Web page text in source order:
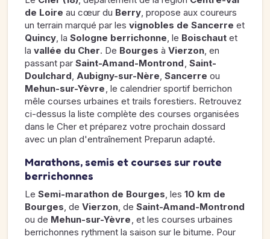
de Loire au cœur du Berry, propose aux coureurs
un terrain marqué par les vignobles de Sancerre et
Quincy, la Sologne berrichonne, le Boischaut et
la vallée du Cher. De Bourges à Vierzon, en
passant par Saint-Amand-Montrond, Saint-
Doulchard, Aubigny-sur-Nère, Sancerre ou
Mehun-sur-Yèvre, le calendrier sportif berrichon
mêle courses urbaines et trails forestiers. Retrouvez
ci-dessus la liste complète des courses organisées
dans le Cher et préparez votre prochain dossard
avec un plan d'entraînement Preparun adapté.
Marathons, semis et courses sur route
berrichonnes
Le Semi-marathon de Bourges, les 10 km de
Bourges, de Vierzon, de Saint-Amand-Montrond
ou de Mehun-sur-Yèvre, et les courses urbaines
berrichonnes rythment la saison sur le bitume. Pour